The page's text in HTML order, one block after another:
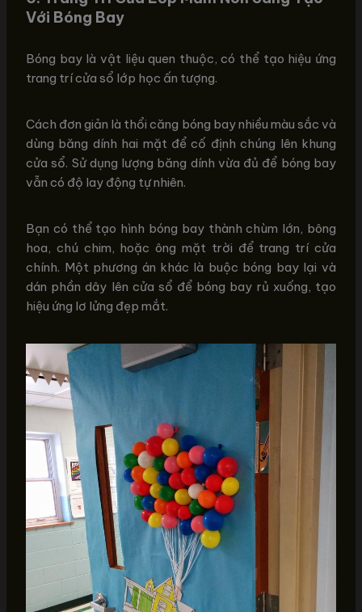
Với Bóng Bay
Bóng bay là vật liệu quen thuộc, có thể tạo hiệu ứng
trang trí cửa sổ lớp học ấn tượng.
Cách đơn giản là thổi căng bóng bay nhiều màu sắc và
dùng băng dính hai mặt để cố định chúng lên khung
cửa sổ. Sử dụng lượng băng dính vừa đủ để bóng bay
vẫn có độ lay động tự nhiên.
Bạn có thể tạo hình bóng bay thành chùm lớn, bông
hoa, chú chim, hoặc ông mặt trời để trang trí cửa
chính. Một phương án khác là buộc bóng bay lại và
dán phần dây lên cửa sổ để bóng bay rủ xuống, tạo
hiệu ứng lơ lửng đẹp mắt.